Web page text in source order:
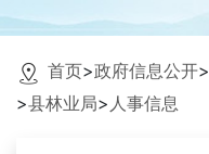
首页>政府信息公开>
>县林业局> 人事信息